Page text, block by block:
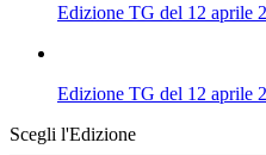
Edizione TG del 12 aprile
Edizione TG del 12 aprile
Scegli l'Edizione